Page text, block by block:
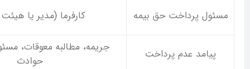
مسئول پرداخت حق بیمه کارفرما (مدیر یا
پیامد عدم پرداخت
جریمه، مطالبه معوقات،
حوادث